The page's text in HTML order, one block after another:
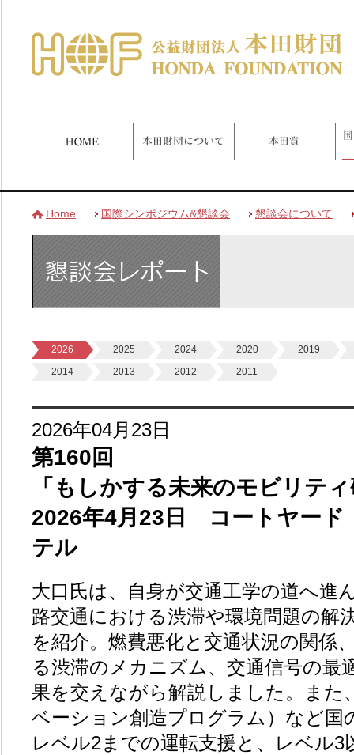
Home 国際シンポジウム&懇談会 懇談会について
2026 2025 2024 2020
2019
2014
2013 2012 2011
2026年04月23日
第160回
「もしかする未来のモビリテ
2026年4月23日 コートヤード
テル
大口氏は、自身が交通工学の道へ進
路交通における渋滞や環境問題の解
を紹介。燃費悪化と交通状況の関係
る渋滞のメカニズム、交通信号の最
果を交えながら解説しました。また
ベーション創造プログラム）など国
レベル2までの運転支援と、レベル3